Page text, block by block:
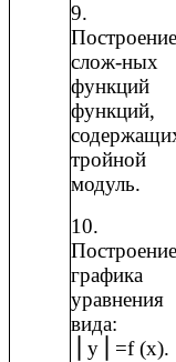
9.
Построение
слож-ных
функций,
тройной
модуль.
10.
Построение
графика
уравнения
вида:
y
=f (x).